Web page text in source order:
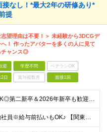
なし！*最大2年の研修あり*
提
志望理由は不要！＞ 未経験から3DCGデ
！ 作ったアバターを多くの人に見て
チャンス◎
迎 学歴不問 ベテランOK
日 賞与複数月 面接1回
〈完全未経験OK◎第二新卒＆2026年新卒も歓迎します！〉 ☆「VtubeやVRChatが気になる！」の志望動機でOK ☆社会人デビューOK／学歴・経歴不問 未経験スタート前提のポテンシャル採用。
◆正社員／契約社員※給与前払いもOK♪ 【関東（一都三県）】 月給25万円～ ※固定残業代（月20時間分／月3万2383円）を含む。超過分は別途支給。 ※試用期間中の給与は月給23万円～ 【関東（北